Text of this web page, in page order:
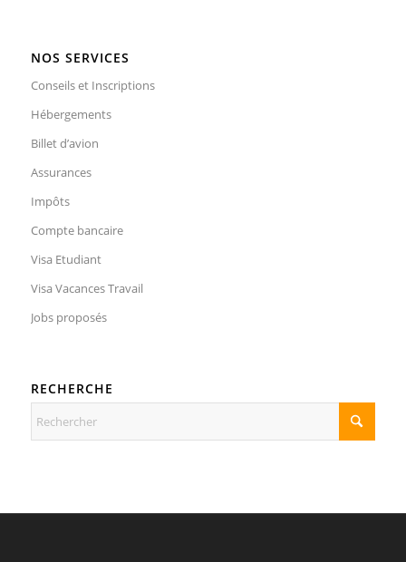
NOS SERVICES
Conseils et Inscriptions
Hébergements
Billet d’avion
Assurances
Impôts
Compte bancaire
Visa Etudiant
Visa Vacances Travail
Jobs proposés
RECHERCHE